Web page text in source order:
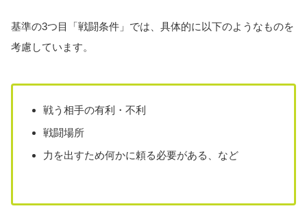
基準の3つ目「戦闘条件」では、具体的に以下のようなものを
考慮しています。
戦う相手の有利・不利
戦闘場所
力を出すため何かに頼る必要がある、など